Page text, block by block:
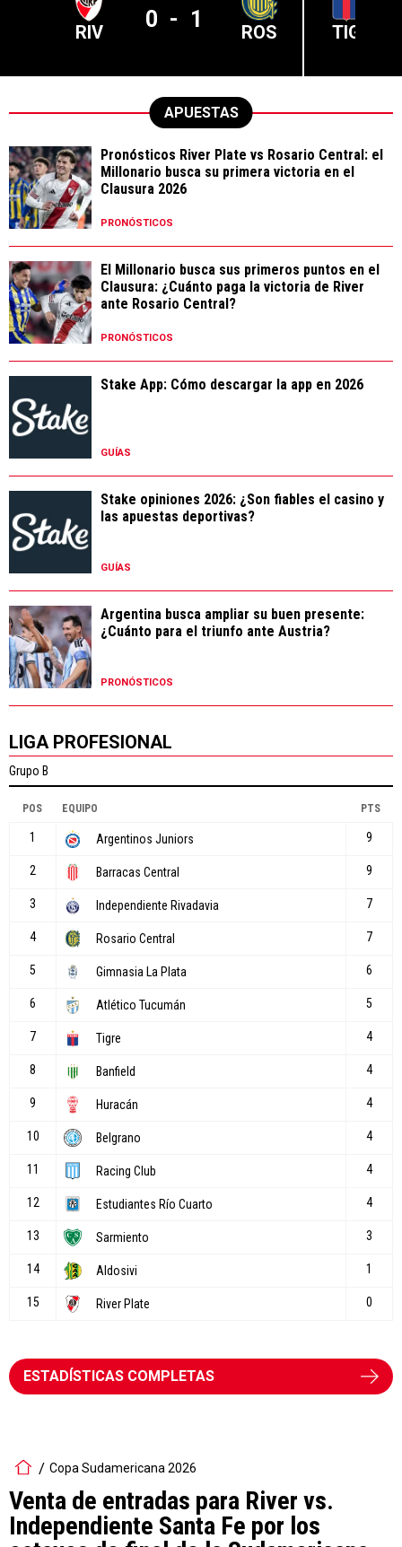
RIV 0 - 1 ROS TIG
APUESTAS
Pronósticos River Plate vs Rosario Central: el
Millonario busca su primera victoria en el
Clausura 2026
PRONÓSTICOS
El Millonario busca sus primeros puntos en el
Clausura: ¿Cuánto paga la victoria de River
ante Rosario Central?
PRONÓSTICOS
Stake App: Cómo descargar la app en 2026
GUÍAS
Stake opiniones 2026: ¿Son fiables el casino y
las apuestas deportivas?
GUÍAS
Argentina busca ampliar su buen presente:
¿Cuánto para el triunfo ante Austria?
PRONÓSTICOS
LIGA PROFESIONAL
ESTADÍSTICAS COMPLETAS
Copa Sudamericana 2026
Venta de entradas para River vs.
Independiente Santa Fe por los